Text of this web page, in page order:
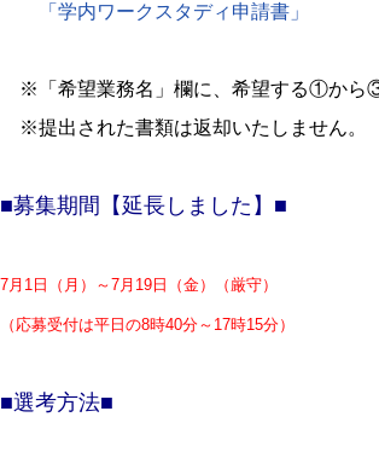
「学内ワークスタディ申請書」
※「希望業務名」欄に、希望する①から③
※提出された書類は返却いたしません。
■募集期間【延長しました】■
7月1日（月）～7月19日（金）（厳守）
（応募受付は平日の8時40分～17時15分）
■選考方法■